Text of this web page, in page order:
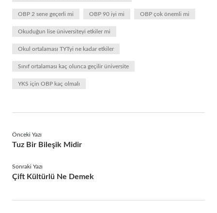
OBP 2 sene geçerli mi OBP 90 iyi mi OBP çok önemli mi
Okuduğun lise üniversiteyi etkiler mi
Okul ortalaması TYTyi ne kadar etkiler
Sınıf ortalaması kaç olunca geçilir üniversite
YKS için OBP kaç olmalı
Önceki Yazı
Tuz Bir Bileşik Midir
Sonraki Yazı
Çift Kültürlü Ne Demek